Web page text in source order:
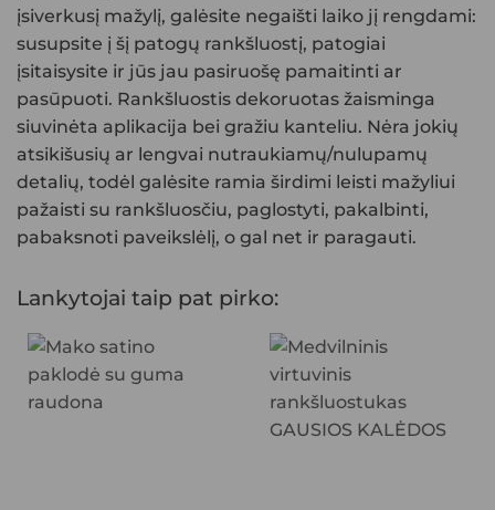
įsiverkusį mažylį, galėsite negaišti laiko jį rengdami:
susupsite į šį patogų rankšluostį, patogiai
įsitaisysite ir jūs jau pasiruošę pamaitinti ar
pasūpuoti. Rankšluostis dekoruotas žaisminga
siuvinėta aplikacija bei gražiu kanteliu. Nėra jokių
atsikišusių ar lengvai nutraukiamų/nulupamų
detalių, todėl galėsite ramia širdimi leisti mažyliui
pažaisti su rankšluosčiu, paglostyti, pakalbinti,
pabaksnoti paveikslėlį, o gal net ir paragauti.
Lankytojai taip pat pirko: